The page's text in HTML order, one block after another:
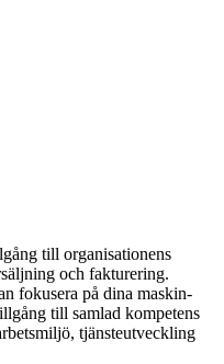
till organisationens
och fakturering.
fokusera på dina maskin-
till samlad kompetens
tjänsteutveckling